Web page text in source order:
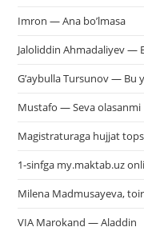
Imron — Ana bo’lmasa
Jaloliddin Ahmadaliyev —
G’aybulla Tursunov — Bu
Mustafo — Seva olasanmi
Magistraturaga hujjat
1-sinfga my.maktab.uz
Milena Madmusayeva,
VIA Marokand — Aladdin